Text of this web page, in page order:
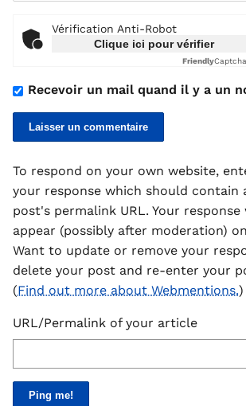
Vérification Anti-Robot
Clique ici pour vérifier
Friendly
Recevoir un mail quand il y a un
To respond on your own website,
your response which should contain
post's permalink URL. Your
appear (possibly after moderation)
Want to update or remove your
delete your post and re-enter your
(Find out more about Webmentions.)
URL/Permalink of your article